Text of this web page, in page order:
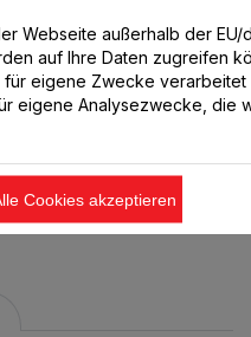
vermischen. Ca.
prüfen, ob der Teig fertig
ist.
ihn aus der Form nehmen
Webseite außerhalb der EU/
auf Ihre Daten zugreifen
eigene Zwecke
eigene Analysezwecke, die
Cookies akzeptieren